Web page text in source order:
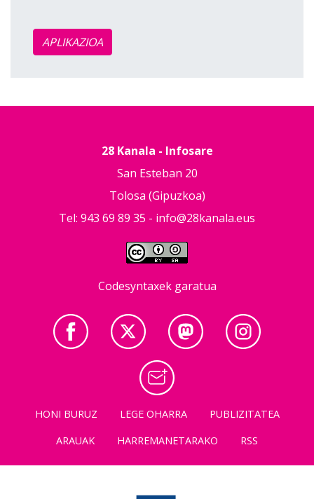
APLIKAZIOA
28 Kanala - Infosare
San Esteban 20
Tolosa (Gipuzkoa)
Tel: 943 69 89 35 - info@28kanala.eus
Codesyntaxek garatua
HONI BURUZ LEGE OHARRA
PUBLIZITATEA
ARAUAK
HARREMANETARAKO RSS